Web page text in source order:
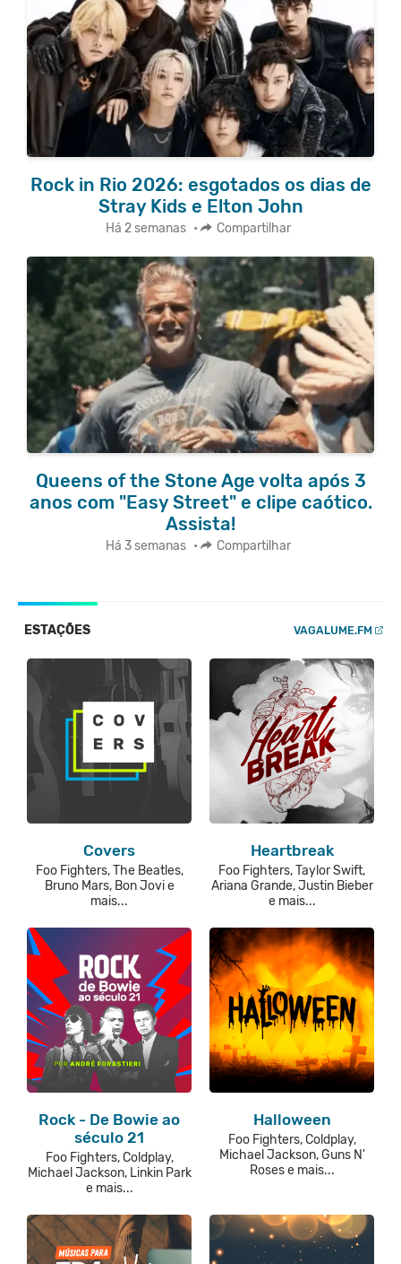
Rock in Rio 2026: esgotados os dias de
Stray Kids e Elton John
Há 2 semanas • Compartilhar
Queens of the Stone Age volta após 3
anos com "Easy Street" e clipe caótico.
Assista!
Há 3 semanas • Compartilhar
ESTAÇÕES VAGALUME.FM
Covers
Foo Fighters, The Beatles,
Bruno Mars, Bon Jovi e
mais...
Heartbreak
Foo Fighters, Taylor Swift,
Ariana Grande, Justin Bieber
e mais...
Rock - De Bowie ao
século 21
Foo Fighters, Coldplay,
Michael Jackson, Linkin Park
e mais...
Halloween
Foo Fighters, Coldplay,
Michael Jackson, Guns N'
Roses e mais...